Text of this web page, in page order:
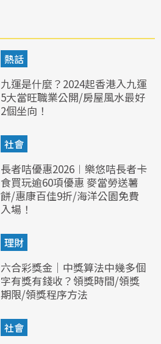
熱話
九運是什麼？2024起香港入九運
5大當旺職業公開/房屋風水最好
2個坐向！
社會
長者咭優惠2026︱樂悠咭長者卡
食買玩逾60項優惠 麥當勞送薯
餅/惠康百佳9折/海洋公園免費
入場！
理財
六合彩獎金｜中獎算法中幾多個
字有獎有錢收？領獎時間/領獎
期限/領獎程序方法
社會